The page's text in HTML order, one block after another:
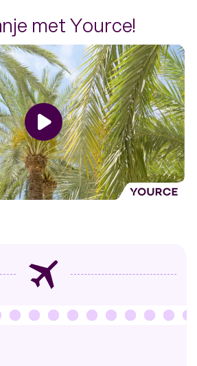
met Yource!